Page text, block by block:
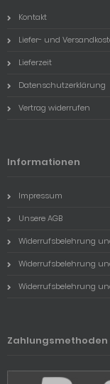
Kontakt
Liefer- und
Lieferzeit
Datenschutzerklärung
Vertrag widerrufen
Informationen
Impressum
Unsere AGB
Widerrufsbelehrung
Widerrufsbelehrung
Widerrufsbelehrung
Zahlungsmethoden